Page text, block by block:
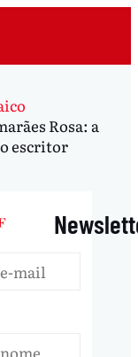
Rosa: a
escritor